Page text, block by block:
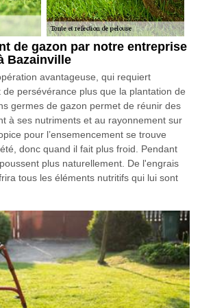
de gazon par notre entreprise
Bazainville
avantageuse, qui requiert
persévérance plus que la plantation de
germes de gazon permet de réunir des
à ses nutriments et au rayonnement sur
pour l’ensemencement se trouve
donc quand il fait plus froid. Pendant
plus naturellement. De l'engrais
tous les éléments nutritifs qui lui sont